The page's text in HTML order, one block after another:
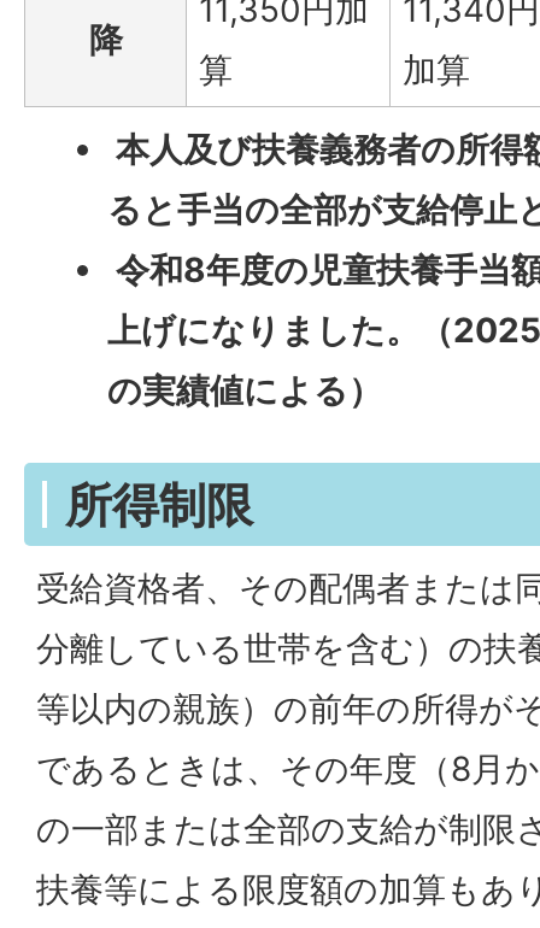
降
11,350円加
算
11,340
加算
本人及び扶養義務者の所得
ると手当の全部が支給停止
令和8年度の児童扶養手当
上げになりました。（
の実績値による）
所得制限
受給資格者、その配偶者または
分離している世帯を含む）の扶
等以内の親族）の前年の所得が
であるときは、その年度（8月
の一部または全部の支給が制限
扶養等による限度額の加算もあ